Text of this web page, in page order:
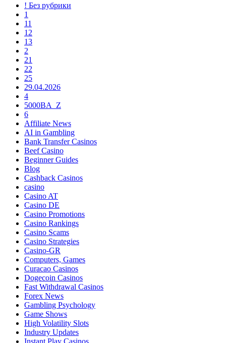
! Без рубрики
1
11
12
13
2
21
22
25
29.04.2026
4
5000BA_Z
6
Affiliate News
AI in Gambling
Bank Transfer Casinos
Beef Casino
Beginner Guides
Blog
Cashback Casinos
casino
Casino AT
Casino DE
Casino Promotions
Casino Rankings
Casino Scams
Casino Strategies
Casino-GR
Computers, Games
Curacao Casinos
Dogecoin Casinos
Fast Withdrawal Casinos
Forex News
Gambling Psychology
Game Shows
High Volatility Slots
Industry Updates
Instant Play Casinos